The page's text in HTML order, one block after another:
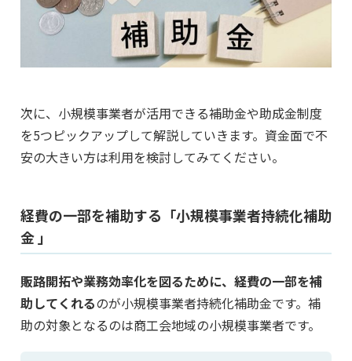
次に、小規模事業者が活用できる補助金や助成金制度
を5つピックアップして解説していきます。資金面で不
安の大きい方は利用を検討してみてください。
経費の一部を補助する「小規模事業者持続化補助
金 」
販路開拓や業務効率化を図るために、経費の一部を補
助してくれるのが小規模事業者持続化補助金です。補
助の対象となるのは商工会地域の小規模事業者です。